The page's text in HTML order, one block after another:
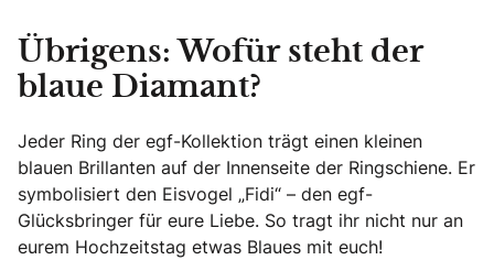
Übrigens: Wofür steht der
blaue Diamant?
Jeder Ring der egf-Kollektion trägt einen kleinen
blauen Brillanten auf der Innenseite der Ringschiene. Er
symbolisiert den Eisvogel „Fidi“ – den egf-
Glücksbringer für eure Liebe. So tragt ihr nicht nur an
eurem Hochzeitstag etwas Blaues mit euch!